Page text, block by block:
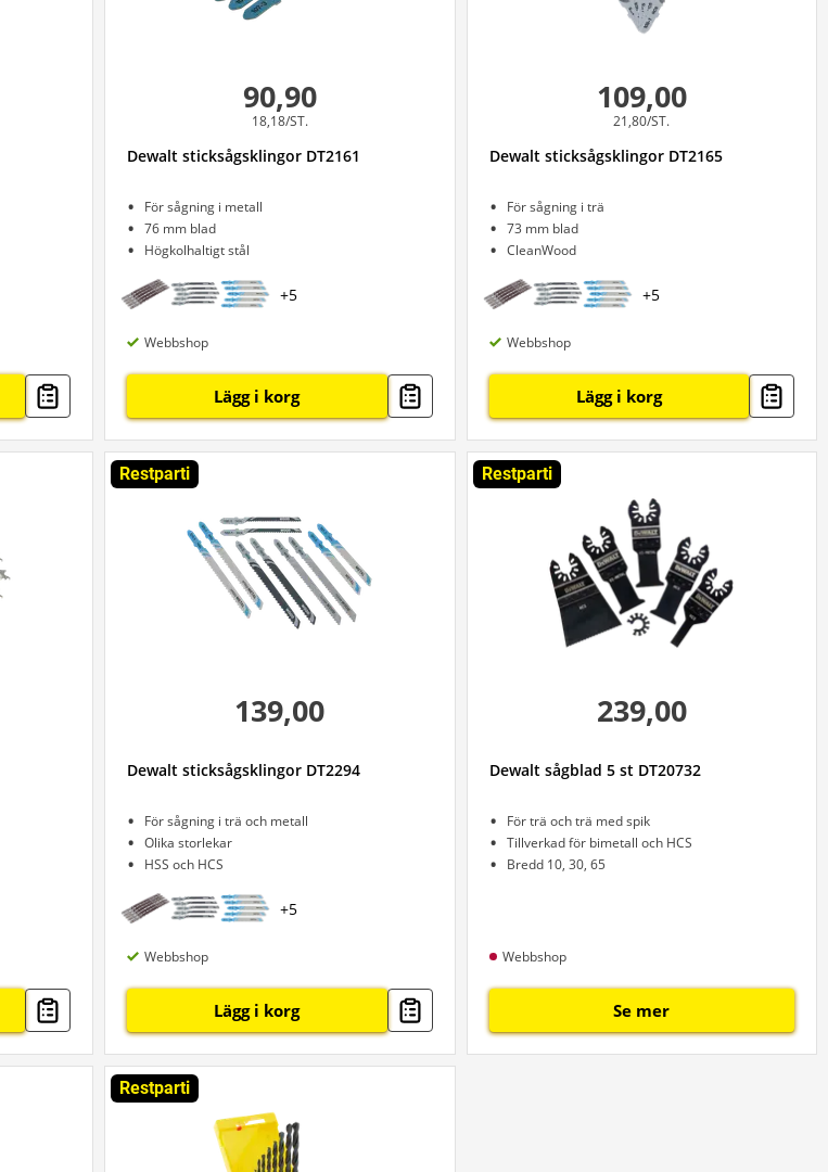
90,90
18,18/ST.
Dewalt sticksågsklingor DT2161
För sågning i metall
76 mm blad
Högkolhaltigt stål
+5
Webbshop
Lägg i korg
109,00
21,80/ST.
Dewalt sticksågsklingor DT2165
För sågning i trä
73 mm blad
CleanWood
+5
Webbshop
Lägg i korg
Restparti
139,00
Dewalt sticksågsklingor DT2294
För sågning i trä och metall
Olika storlekar
HSS och HCS
+5
Webbshop
Lägg i korg
Restparti
239,00
Dewalt sågblad 5 st DT20732
För trä och trä med spik
Tillverkad för bimetall och HCS
Bredd 10, 30, 65
Webbshop
Se mer
Restparti